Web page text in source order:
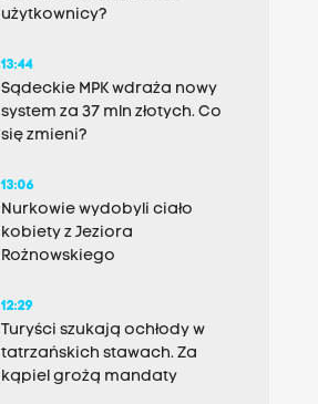
użytkownicy?
13:44
Sądeckie MPK wdraża nowy
system za 37 mln złotych. Co
się zmieni?
13:06
Nurkowie wydobyli ciało
kobiety z Jeziora
Rożnowskiego
12:29
Turyści szukają ochłody w
tatrzańskich stawach. Za
kąpiel grożą mandaty